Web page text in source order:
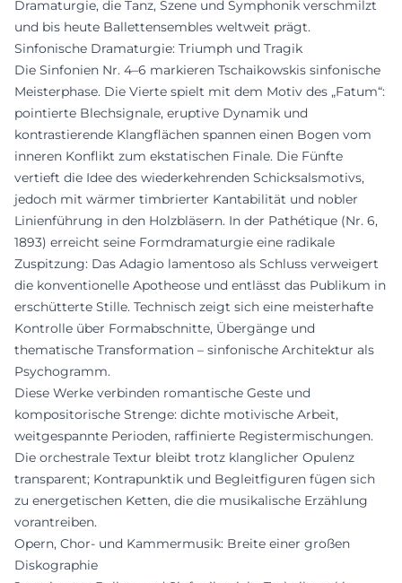
Dramaturgie, die Tanz, Szene und Symphonik verschmilzt
und bis heute Ballettensembles weltweit prägt.
Sinfonische Dramaturgie: Triumph und Tragik
Die Sinfonien Nr. 4–6 markieren Tschaikowskis sinfonische
Meisterphase. Die Vierte spielt mit dem Motiv des „Fatum“:
pointierte Blechsignale, eruptive Dynamik und
kontrastierende Klangflächen spannen einen Bogen vom
inneren Konflikt zum ekstatischen Finale. Die Fünfte
vertieft die Idee des wiederkehrenden Schicksalsmotivs,
jedoch mit wärmer timbrierter Kantabilität und nobler
Linienführung in den Holzbläsern. In der Pathétique (Nr. 6,
1893) erreicht seine Formdramaturgie eine radikale
Zuspitzung: Das Adagio lamentoso als Schluss verweigert
die konventionelle Apotheose und entlässt das Publikum in
erschütterte Stille. Technisch zeigt sich eine meisterhafte
Kontrolle über Formabschnitte, Übergänge und
thematische Transformation – sinfonische Architektur als
Psychogramm.
Diese Werke verbinden romantische Geste und
kompositorische Strenge: dichte motivische Arbeit,
weitgespannte Perioden, raffinierte Registermischungen.
Die orchestrale Textur bleibt trotz klanglicher Opulenz
transparent; Kontrapunktik und Begleitfiguren fügen sich
zu energetischen Ketten, die die musikalische Erzählung
vorantreiben.
Opern, Chor- und Kammermusik: Breite einer großen
Diskographie